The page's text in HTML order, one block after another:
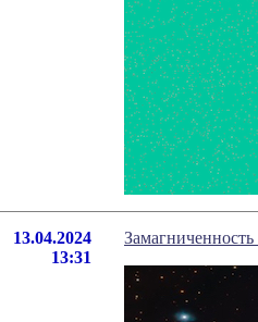
13.04.2024
13:31